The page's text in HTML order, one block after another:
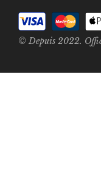
© Depuis 2022.